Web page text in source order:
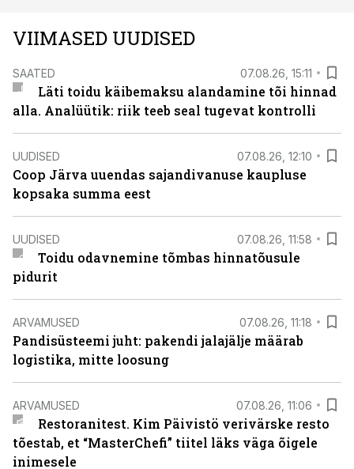
VIIMASED UUDISED
SAATED 07.08.26, 15:11
Läti toidu käibemaksu alandamine tõi hinnad
alla. Analüütik: riik teeb seal tugevat kontrolli
UUDISED 07.08.26, 12:10
Coop Järva uuendas sajandivanuse kaupluse
kopsaka summa eest
UUDISED 07.08.26, 11:58
Toidu odavnemine tõmbas hinnatõusule
pidurit
ARVAMUSED 07.08.26, 11:18
Pandisüsteemi juht: pakendi jalajälje määrab
logistika, mitte loosung
ARVAMUSED 07.08.26, 11:06
Restoranitest. Kim Päivistö verivärske resto
tõestab, et “MasterChefi” tiitel läks väga õigele
inimesele